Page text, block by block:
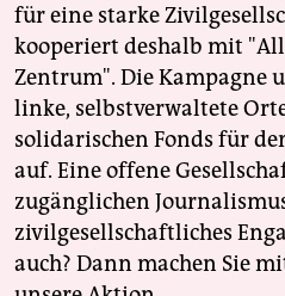
für eine starke
kooperiert deshalb mit
Zentrum". Die Kampagne
linke, selbstverwaltete
solidarischen Fonds für
auf. Eine offene
zugänglichen
zivilgesellschaftliches
auch? Dann machen Sie